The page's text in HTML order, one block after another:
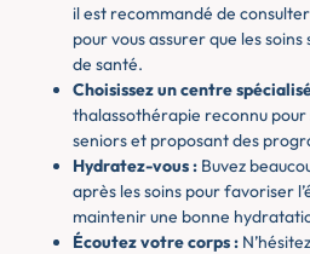
il est recommandé de
pour vous assurer que les
de santé.
Choisissez un centre
thalassothérapie reconnu
seniors et proposant des
Hydratez-vous : Buvez
après les soins pour favoriser
maintenir une bonne
Écoutez votre corps :